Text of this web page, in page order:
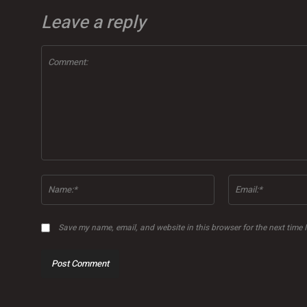
Leave a reply
Save my name, email, and website in this browser for the next time